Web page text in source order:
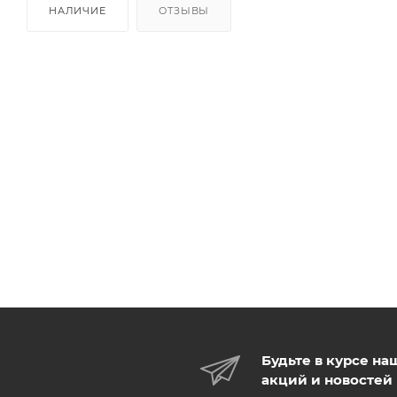
НАЛИЧИЕ ОТЗЫВЫ
Будьте в курсе
акций и новостей